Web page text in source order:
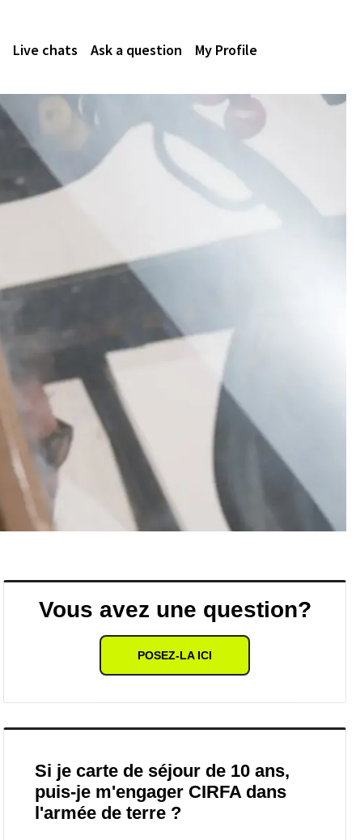
Live chats Ask a question My Profile
Vous avez une question?
POSEZ-LA ICI
Si je carte de séjour de 10 ans,
puis-je m'engager CIRFA dans
l'armée de terre ?